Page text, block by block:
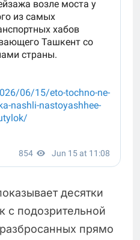
десятки
с подозрительной
прямо